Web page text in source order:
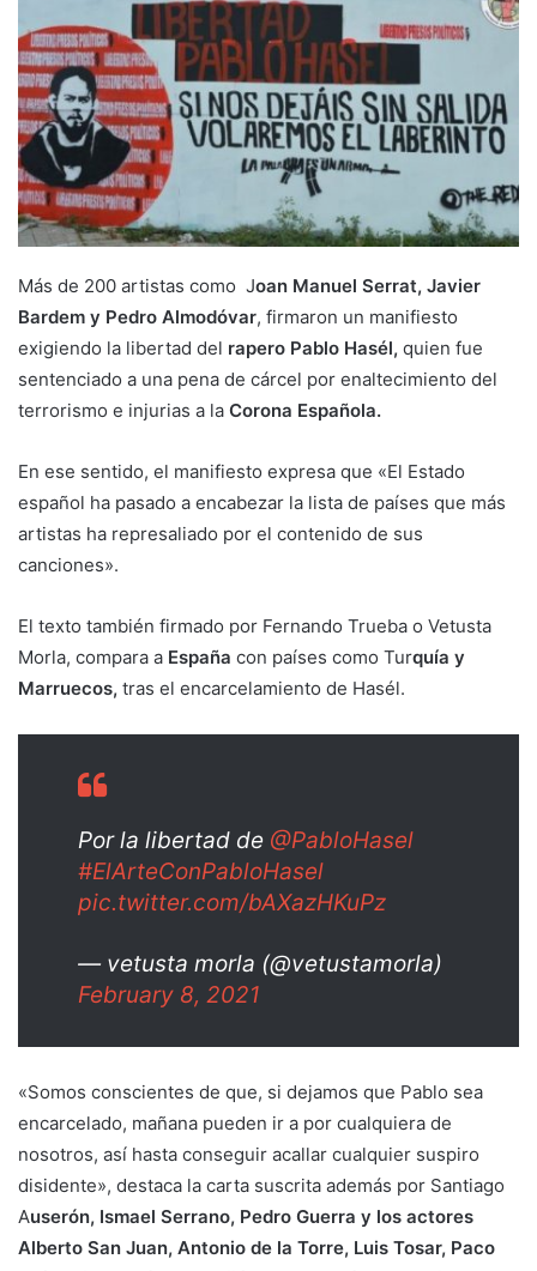
Más de 200 artistas como Joan Manuel Serrat, Javier
Bardem y Pedro Almodóvar, firmaron un manifiesto
exigiendo la libertad del rapero Pablo Hasél, quien fue
sentenciado a una pena de cárcel por enaltecimiento del
terrorismo e injurias a la Corona Española.
En ese sentido, el manifiesto expresa que «El Estado
español ha pasado a encabezar la lista de países que más
artistas ha represaliado por el contenido de sus
canciones».
El texto también firmado por Fernando Trueba o Vetusta
Morla, compara a España con países como Turquía y
Marruecos, tras el encarcelamiento de Hasél.
Por la libertad de @PabloHasel
#ElArteConPabloHasel
pic.twitter.com/bAXazHKuPz
— vetusta morla (@vetustamorla)
February 8, 2021
«Somos conscientes de que, si dejamos que Pablo sea
encarcelado, mañana pueden ir a por cualquiera de
nosotros, así hasta conseguir acallar cualquier suspiro
disidente», destaca la carta suscrita además por Santiago
Auserón, Ismael Serrano, Pedro Guerra y los actores
Alberto San Juan, Antonio de la Torre, Luis Tosar, Paco